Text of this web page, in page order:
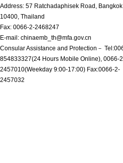
Address: 57 Ratchadaphisek Road, Bangkok
10400, Thailand
Fax: 0066-2-2468247
E-mail: chinaemb_th@mfa.gov.cn
Consular Assistance and Protection－
854833327(24 Hours Mobile Online), 0066-
2457010(Weekday 9:00-17:00) Fax:0066-2-
2457032